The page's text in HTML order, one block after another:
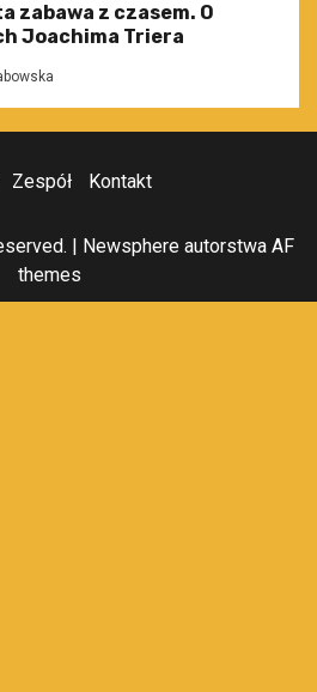
zabawa z czasem. O
Joachima Triera
Zespół Kontakt
Newsphere autorstwa AF
themes